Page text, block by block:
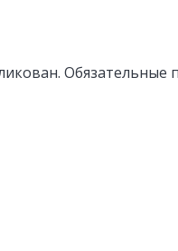
Обязательные